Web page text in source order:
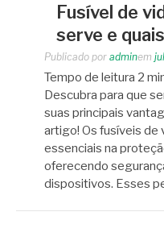
Fusível de
serve e
Publicado por adminem
Tempo de leitura 2
Descubra para que
suas principais
artigo! Os fusíveis de
essenciais na
oferecendo
dispositivos. Esses